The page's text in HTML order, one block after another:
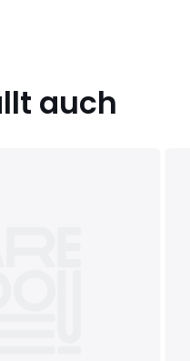
auch